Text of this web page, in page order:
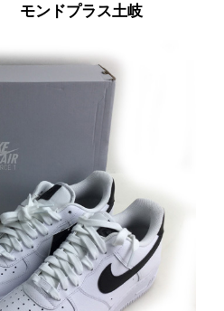
モンドプラス土岐